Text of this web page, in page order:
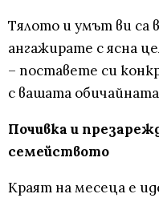
Тялото и умът ви са
ангажирате с ясна
– поставете си
с вашата
Почивка и
семейството
Краят на месеца е